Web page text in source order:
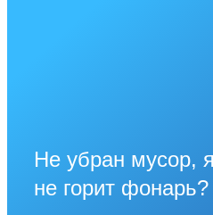
Не убран мусор,
не горит фонарь?